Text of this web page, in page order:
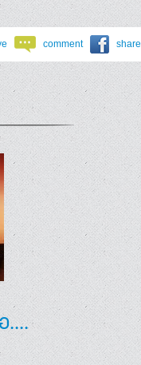
comment share
....